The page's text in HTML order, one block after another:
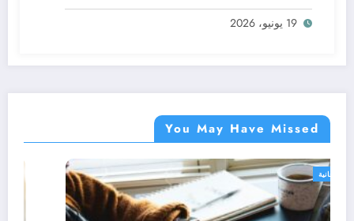
19 يونيو، 2026
You May Have Missed
دورات مجانية